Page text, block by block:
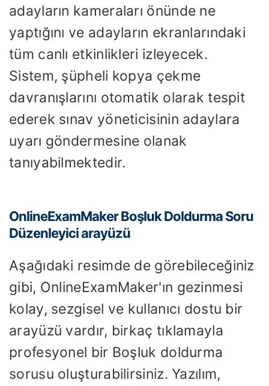
adayların kameraları önünde ne
yaptığını ve adayların ekranlarındaki
tüm canlı etkinlikleri izleyecek.
Sistem, şüpheli kopya çekme
davranışlarını otomatik olarak tespit
ederek sınav yöneticisinin adaylara
uyarı göndermesine olanak
tanıyabilmektedir.
OnlineExamMaker Boşluk Doldurma Soru
Düzenleyici arayüzü
Aşağıdaki resimde de görebileceğiniz
gibi, OnlineExamMaker'ın gezinmesi
kolay, sezgisel ve kullanıcı dostu bir
arayüzü vardır, birkaç tıklamayla
profesyonel bir Boşluk doldurma
sorusu oluşturabilirsiniz. Yazılım,